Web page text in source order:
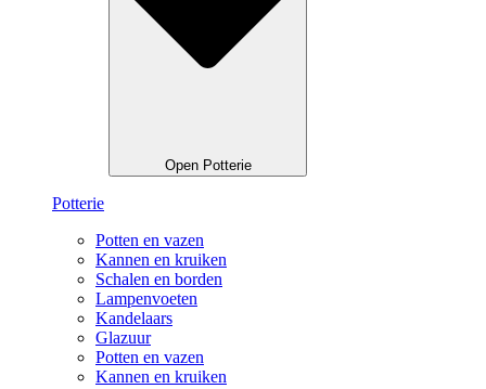
Open Potterie
Potterie
Potten en vazen
Kannen en kruiken
Schalen en borden
Lampenvoeten
Kandelaars
Glazuur
Potten en vazen
Kannen en kruiken